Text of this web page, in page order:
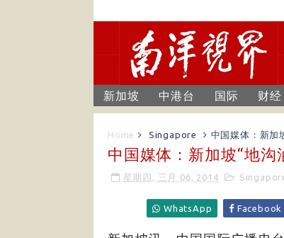
新加坡 中港台 国际 财经
Home Singapore 中国媒体：新加
中国媒体：新加坡“地沟
星期四, 三月 06, 2014
WhatsApp Facebook